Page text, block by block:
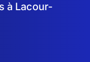
à Lacour-